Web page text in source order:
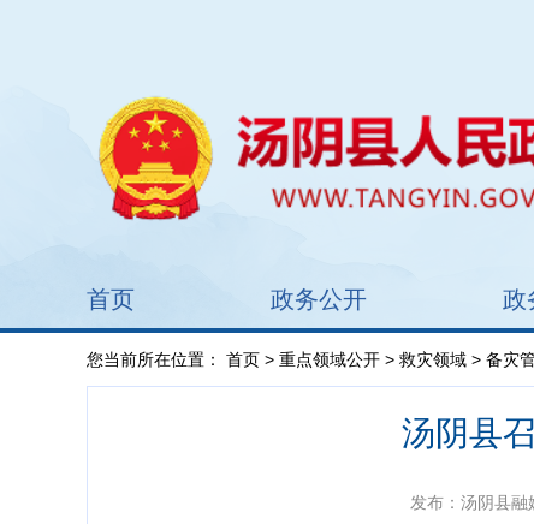
首页 政务公开 政
您当前所在位置： 首页 > 重点领域公开 > 救灾领域 > 备灾
汤阴县
发布：汤阴县融